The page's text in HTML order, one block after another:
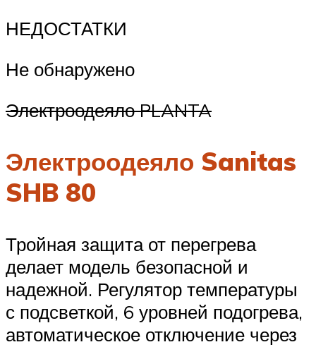
НЕДОСТАТКИ
Не обнаружено
Электроодеяло PLANTA
Электроодеяло Sanitas
SHB 80
Тройная защита от перегрева
делает модель безопасной и
надежной. Регулятор температуры
с подсветкой, 6 уровней подогрева,
автоматическое отключение через